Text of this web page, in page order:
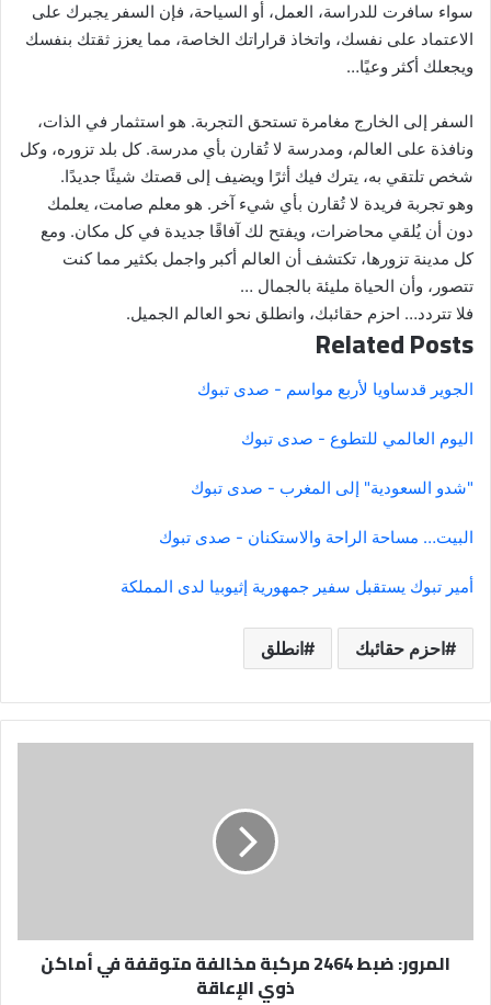
سواء سافرت للدراسة، العمل، أو السياحة، فإن السفر يجبرك على
الاعتماد على نفسك، واتخاذ قراراتك الخاصة، مما يعزز ثقتك بنفسك
ويجعلك أكثر وعيًا…
السفر إلى الخارج مغامرة تستحق التجربة. هو استثمار في الذات،
ونافذة على العالم، ومدرسة لا تُقارن بأي مدرسة. كل بلد تزوره، وكل
شخص تلتقي به، يترك فيك أثرًا ويضيف إلى قصتك شيئًا جديدًا.
وهو تجربة فريدة لا تُقارن بأي شيء آخر. هو معلم صامت، يعلمك
دون أن يُلقي محاضرات، ويفتح لك آفاقًا جديدة في كل مكان. ومع
كل مدينة تزورها، تكتشف أن العالم أكبر واجمل بكثير مما كنت
تتصور، وأن الحياة مليئة بالجمال …
فلا تتردد… احزم حقائبك، وانطلق نحو العالم الجميل.
Related Posts
الجوير قدساويا لأربع مواسم - صدى تبوك
اليوم العالمي للتطوع - صدى تبوك
"شدو السعودية" إلى المغرب - صدى تبوك
البيت… مساحة الراحة والاستكنان - صدى تبوك
أمير تبوك يستقبل سفير جمهورية إثيوبيا لدى المملكة
احزم حقائبك انطلق
ذوي
الإعاقة
المرور: ضبط 2464 مركبة مخالفة متوقفة في أماكن
ذوي الإعاقة